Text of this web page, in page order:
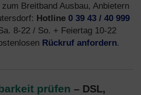
Breitband Ausbau, Anbietern
Hotline 0 39 43 / 40 999
8-22 / So. + Feiertag 10-22
Rückruf anfordern.
prüfen – DSL,